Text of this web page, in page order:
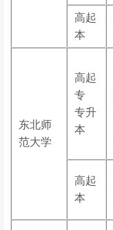
高起
本
东北师
范大学
高起
专
专升
本
高起
本